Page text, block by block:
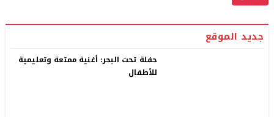
جديد الموقع
حفلة تحت البحر: أغنية ممتعة وتعليمية
للأطفال